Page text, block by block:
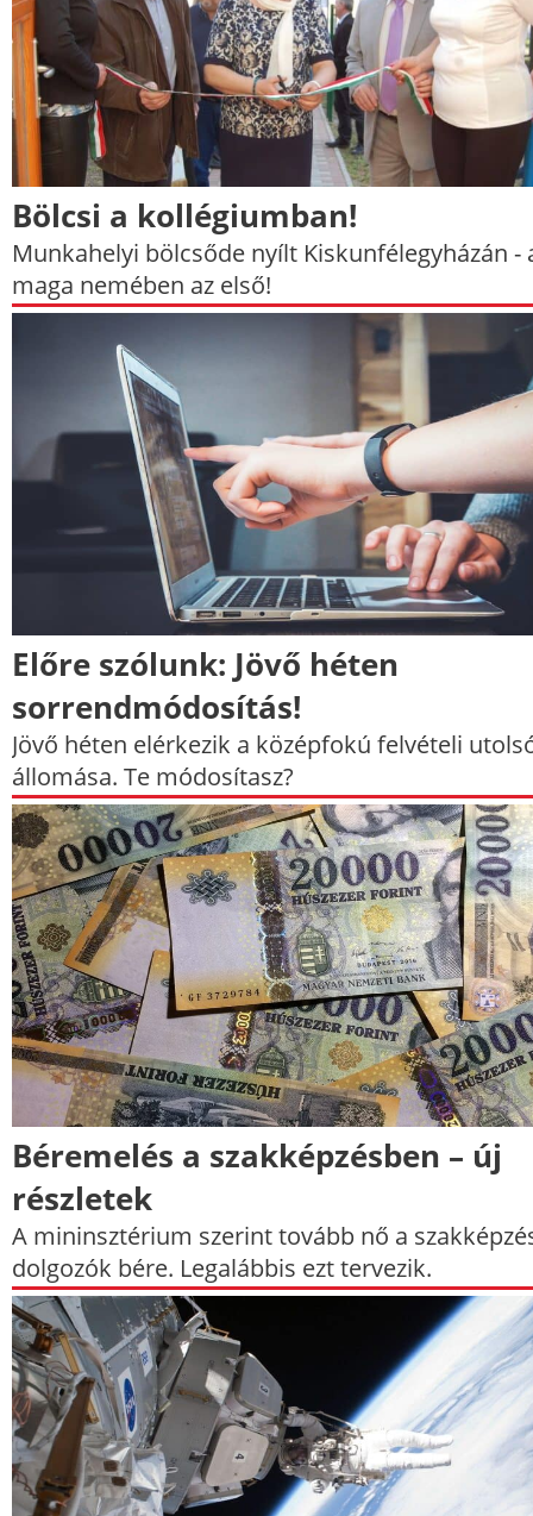
Bölcsi a kollégiumban!
Munkahelyi bölcsőde nyílt Kiskunfélegyházán -
maga nemében az első!
Előre szólunk: Jövő héten
sorrendmódosítás!
Jövő héten elérkezik a középfokú felvételi
állomása. Te módosítasz?
Béremelés a szakképzésben – új
részletek
A mininsztérium szerint tovább nő a
dolgozók bére. Legalábbis ezt tervezik.